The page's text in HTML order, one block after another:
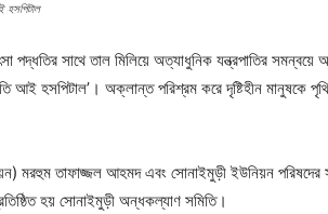
হসপিটাল
পদ্ধতির সাথে তাল মিলিয়ে অত্যাধুনিক যন্ত্রপাতির
আই হসপিটাল’। অক্লান্ত পরিশ্রম করে দৃষ্টিহীন মানুষকে
মরহুম তাফাজ্জল আহমদ এবং সোনাইমুড়ী ইউনিয়ন
হয় সোনাইমুড়ী অন্ধকল্যাণ সমিতি।